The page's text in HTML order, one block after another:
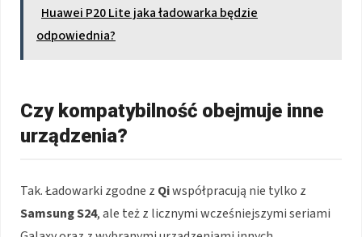
Huawei P20 Lite jaka ładowarka będzie
odpowiednia?
Czy kompatybilność obejmuje inne
urządzenia?
Tak. Ładowarki zgodne z Qiwspółpracują nie tylko z
Samsung S24, ale też z licznymi wcześniejszymi seriami